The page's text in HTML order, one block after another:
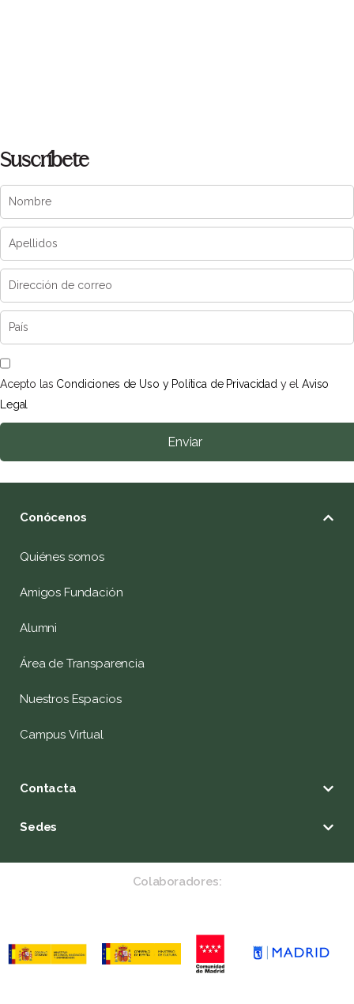
Suscríbete
Acepto las Condiciones de Uso y Política de Privacidad y elAviso
Legal
Enviar
Conócenos
Quiénes somos
Amigos Fundación
Alumni
Área de Transparencia
Nuestros Espacios
Campus Virtual
Contacta
Sedes
Colaboradores: